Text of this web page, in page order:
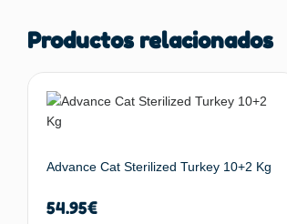
Productos relacionados
Advance Cat Sterilized Turkey 10+2 Kg
54.95€